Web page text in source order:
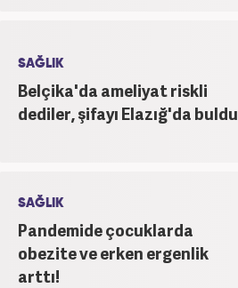
SAĞLIK
Belçika'da ameliyat riskli
dediler, şifayı Elazığ'da buldu
SAĞLIK
Pandemide çocuklarda
obezite ve erken ergenlik
arttı!